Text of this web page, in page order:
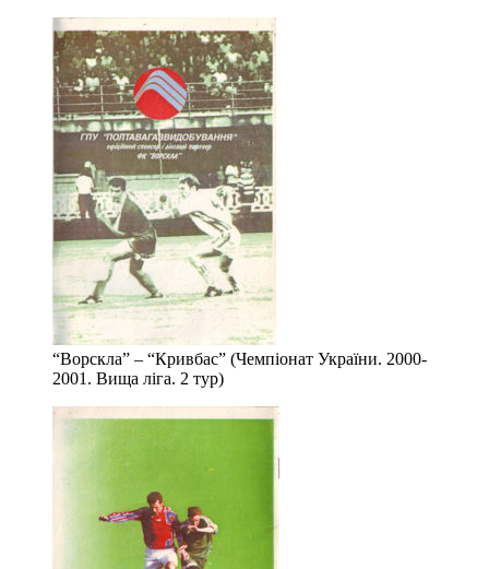
“Ворскла” – “Кривбас” (Чемпіонат України. 2000-
2001. Вища ліга. 2 тур)